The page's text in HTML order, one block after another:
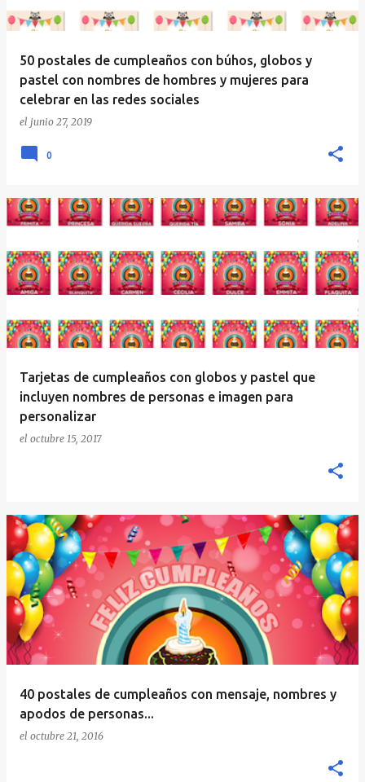
50 postales de cumpleaños con búhos, globos y
pastel con nombres de hombres y mujeres para
celebrar en las redes sociales
el junio 27, 2019
0
Tarjetas de cumpleaños con globos y pastel que
incluyen nombres de personas e imagen para
personalizar
el octubre 15, 2017
40 postales de cumpleaños con mensaje, nombres y
apodos de personas...
el octubre 21, 2016